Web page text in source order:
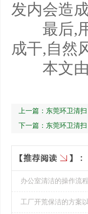
发内会造
最后,用
成干,自然
本文
上一篇： 东莞环卫清
下一篇： 东莞环卫清
办公室清洁的操作流
工厂开荒保洁的方案